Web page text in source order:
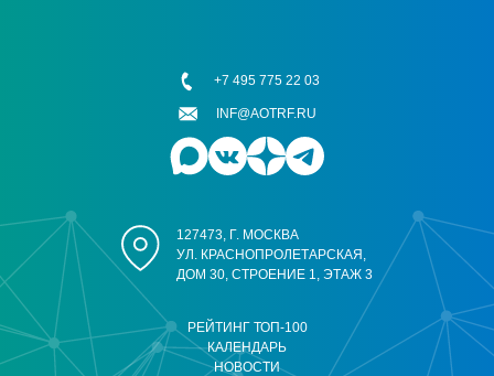
РЕЙТИНГ ТОП-100
КАЛЕНДАРЬ
НОВОСТИ
127473, Г. МОСКВА
УЛ. КРАСНОПРОЛЕТАРСКАЯ,
ДОМ 30, СТРОЕНИЕ 1, ЭТАЖ 3
+7 495 775 22 03
INF@AOTRF.RU